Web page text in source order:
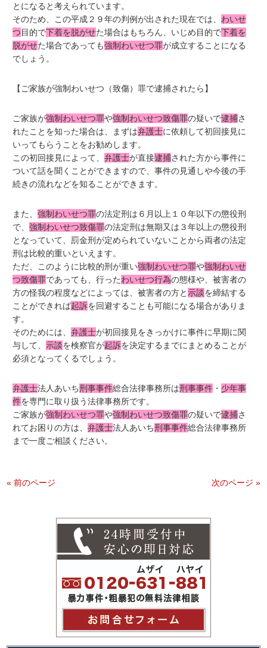
とになると考えられています。
そのため、この平成２９年の判例が出された現在では、わいせ
つ目的で下着を脱がせた場合はもちろん、いじめ目的で下着を
脱がせた場合であっても強制わいせつ罪が成立することになる
でしょう。
【ご家族が強制わいせつ（致傷）罪で逮捕されたら】
ご家族が強制わいせつ罪や強制わいせつ致傷罪の疑いで逮捕さ
れたことを知った場合は、まずは弁護士に依頼して初回接見に
いってもらうことをお勧めします。
この初回接見によって、弁護士が直接逮捕された方から事件に
ついて話を聞くことができますので、事件の見通しや今後の手
続きの流れなどを知ることができます。
また、強制わいせつ罪の法定刑は６月以上１０年以下の懲役刑
で、強制わいせつ致傷罪の法定刑は無期又は３年以上の懲役刑
となっていて、罰金刑が定められていないことから両者の法定
刑は比較的重いといえます。
ただ、このように比較的刑が重い強制わいせつ罪や強制わいせ
つ致傷罪であっても、行ったわいせつ行為の態様や、被害者の
方の怪我の程度などによっては、被害者の方と示談を締結する
ことができれば起訴を回避することも可能になる場合がありま
す。
そのためには、弁護士が初回接見をきっかけに事件に早期に関
与して、示談を検察官が起訴を決定するまでにまとめることが
必須となってくるでしょう。
弁護士法人あいち刑事事件総合法律事務所は刑事事件 ・ 少年事
件を専門に取り扱う法律事務所です。
ご家族が強制わいせつ罪や強制わいせつ致傷罪の疑いで逮捕さ
れてお困りの方は、弁護士法人あいち刑事事件総合法律事務所
まで一度ご相談ください。
« 前のページ 次のページ »